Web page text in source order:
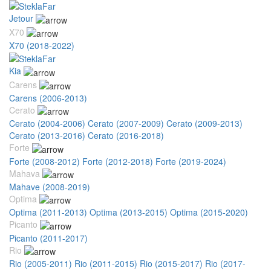
Jetour
X70
X70 (2018-2022)
Kia
Carens
Carens (2006-2013)
Cerato
Cerato (2004-2006) Cerato (2007-2009) Cerato (2009-2013)
Cerato (2013-2016) Cerato (2016-2018)
Forte
Forte (2008-2012) Forte (2012-2018) Forte (2019-2024)
Mahava
Mahave (2008-2019)
Optima
Optima (2011-2013) Optima (2013-2015) Optima (2015-2020)
Picanto
Picanto (2011-2017)
Rio
Rio (2005-2011) Rio (2011-2015) Rio (2015-2017) Rio (2017-